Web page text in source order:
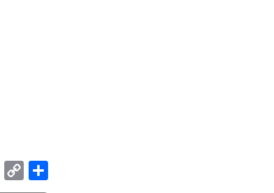
Pinterest
Copy